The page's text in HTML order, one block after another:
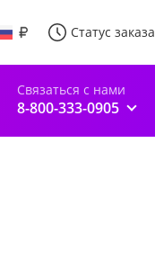
Статус заказа
Связаться с нами
8-800-333-0905